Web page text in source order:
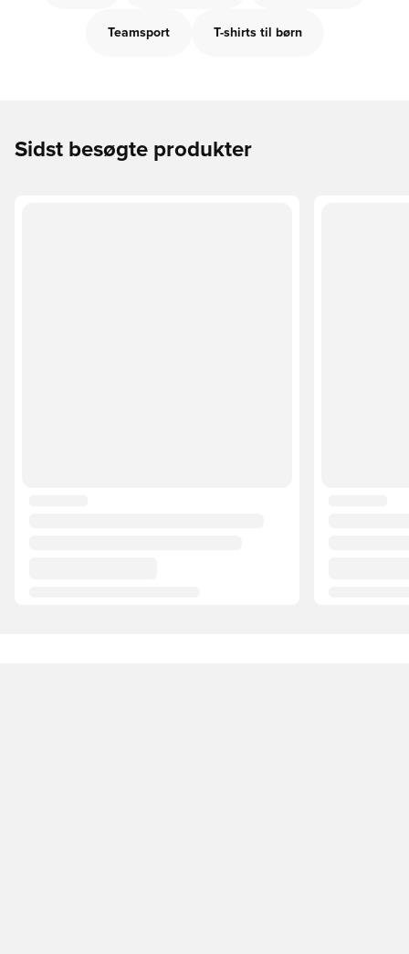
Teamsport T-shirts til børn
Sidst besøgte produkter